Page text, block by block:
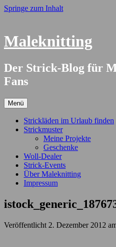
Springe zum Inhalt
Maleknitting
Der Strick-Blog für
Fans
Menü
Strickläden im Urlaub finden
Strickmuster
Meine Projekte
Geschenke
Woll-Dealer
Strick-Events
Über Maleknitting
Impressum
Veröffentlicht 2. Dezember 2012